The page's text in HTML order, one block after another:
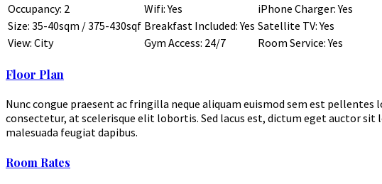
Occupancy: 2
Wifi: Yes
iPhone Charger: Yes
Size: 35-40sqm / 375-430sqf Breakfast Included: Yes Satellite TV: Yes
View: City
Gym Access: 24/7 Room Service: Yes
Floor Plan
Nunc congue praesent ac fringilla neque aliquam euismod sem est
consectetur, at scelerisque elit lobortis. Sed lacus est, dictum eget auctor
malesuada feugiat dapibus.
Room Rates